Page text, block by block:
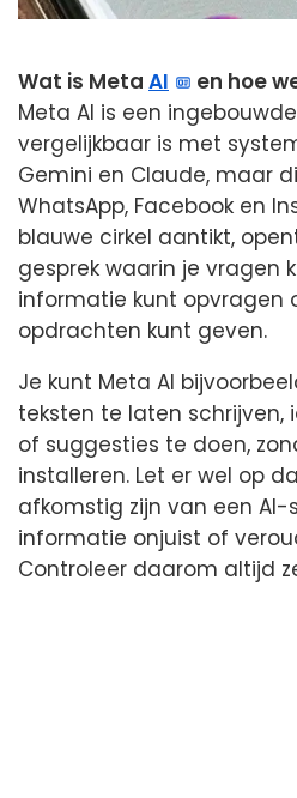
Wat is Meta AI
en hoe
Meta AI is een
vergelijkbaar is met
Gemini en Claude, maar
WhatsApp, Facebook en
blauwe cirkel aantikt,
gesprek waarin je vragen
informatie kunt opvragen
opdrachten kunt geven.
Je kunt Meta AI
teksten te laten schrijven,
of suggesties te doen,
installeren. Let er wel op
afkomstig zijn van een
informatie onjuist of
Controleer daarom altijd